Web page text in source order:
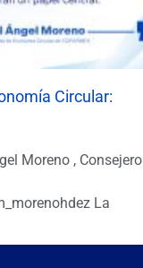
Circular:
Moreno , Consejero
La